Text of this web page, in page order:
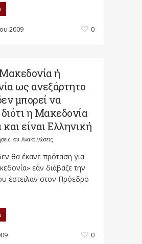
2009 0
ή
ως ανεξάρτητο
μπορεί να
η Μακεδονία
και είναι Eλληνική
και Ανακοινώσεις
θα έκανε πρόταση για
εάν διάβαζε την
έστειλαν στον Πρόεδρο
0